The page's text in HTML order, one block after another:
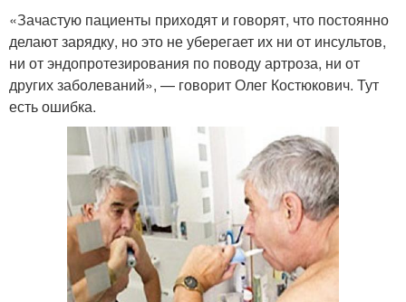
«Зачастую пациенты приходят и говорят, что постоянно
делают зарядку, но это не уберегает их ни от инсультов,
ни от эндопротезирования по поводу артроза, ни от
других заболеваний», — говорит Олег Костюкович. Тут
есть ошибка.